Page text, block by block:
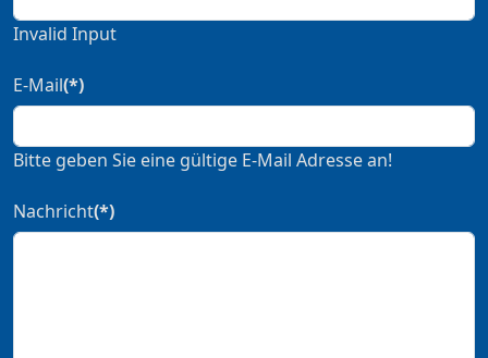
Invalid Input
E-Mail(*)
Bitte geben Sie eine gültige E-Mail Adresse an!
Nachricht(*)